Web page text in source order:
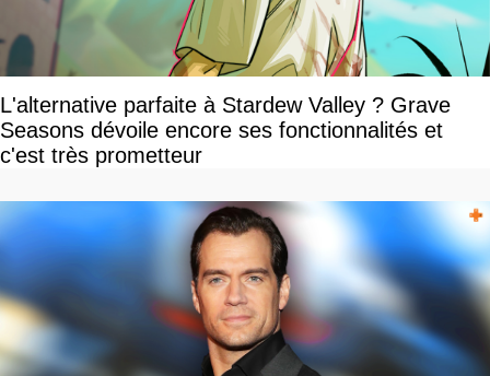
L'alternative parfaite à Stardew Valley ? Grave
Seasons dévoile encore ses fonctionnalités et
c'est très prometteur